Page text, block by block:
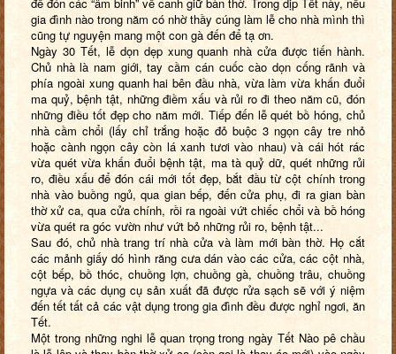
để đón các “âm binh” về canh giữ bàn thờ. Trong dịp Tết này, nếu
gia đình nào trong năm có nhờ thầy cúng làm lễ cho nhà mình thì
cũng tự nguyện mang một con gà đến để tạ ơn.
Ngày 30 Tết, lễ dọn dẹp xung quanh nhà cửa được tiến hành.
Chủ nhà là nam giới, tay cầm cán cuốc cào dọn cống rãnh và
phía ngoài xung quanh hai bên đầu nhà, vừa làm vừa khấn đuổi
ma quỷ, bệnh tật, những điềm xấu và rủi ro đi theo năm cũ, đón
những điều tốt đẹp cho năm mới. Tiếp đến lễ quét bồ hóng, chủ
nhà cầm chổi (lấy chỉ trắng hoặc đỏ buộc 3 ngọn cây tre nhỏ
hoặc cành ngọn cây còn lá xanh tươi vào nhau) và cái hót rác
vừa quét vừa khấn đuổi bệnh tật, ma tà quỷ dữ, quét những rủi
ro, điều xấu để đón cái mới tốt đẹp, bắt đầu từ cột chính trong
nhà vào buồng ngủ, qua gian bếp, đến cửa phụ, đi ra gian bàn
thờ xử ca, qua cửa chính, rồi ra ngoài vứt chiếc chổi và bồ hóng
vừa quét ra góc vườn như vứt bỏ những rủi ro, bệnh tật...
Sau đó, chủ nhà trang trí nhà cửa và làm mới bàn thờ. Họ cắt
các mảnh giấy dó hình răng cưa dán vào các cửa, các cột nhà,
cột bếp, bồ thóc, chuồng lợn, chuồng gà, chuồng trâu, chuồng
ngựa và các dụng cụ sản xuất đã được rửa sạch sẽ với ý niệm
đến tết tất cả các vật dụng trong gia đình đều được nghỉ ngơi, ăn
Tết.
Một trong những nghi lễ quan trọng trong ngày Tết Nào pê chầu